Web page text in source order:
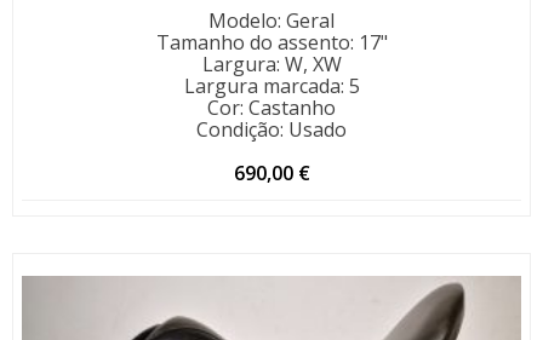
Modelo: Geral
Tamanho do assento: 17"
Largura: W, XW
Largura marcada: 5
Cor: Castanho
Condição: Usado
690,00 €